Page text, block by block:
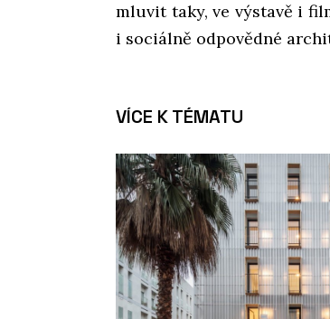
mluvit taky, ve výstavě i
i sociálně odpovědné
VÍCE K TÉMATU